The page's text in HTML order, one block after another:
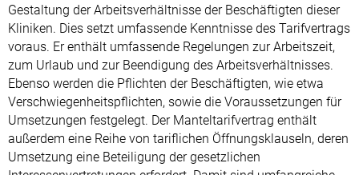
Gestaltung der Arbeitsverhältnisse der Beschäftigten dieser
Kliniken. Dies setzt umfassende Kenntnisse des Tarifvertrags
voraus. Er enthält umfassende Regelungen zur Arbeitszeit,
zum Urlaub und zur Beendigung des Arbeitsverhältnisses.
Ebenso werden die Pflichten der Beschäftigten, wie etwa
Verschwiegenheitspflichten, sowie die Voraussetzungen für
Umsetzungen festgelegt. Der Manteltarifvertrag enthält
außerdem eine Reihe von tariflichen Öffnungsklauseln, deren
Umsetzung eine Beteiligung der gesetzlichen